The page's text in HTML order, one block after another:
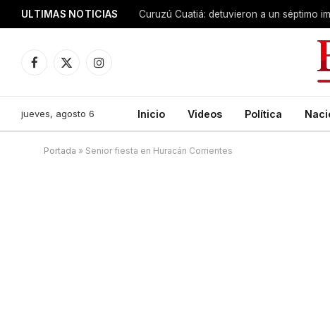
ULTIMAS NOTICIAS
Facebook
X
Instagram
jueves, agosto 6 Inicio Videos Política
Portada » Senior fiesta en Huracán Corrientes